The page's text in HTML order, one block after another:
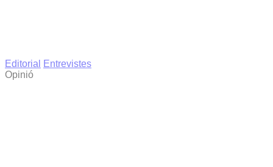
Editorial
Entrevistes
Opinió